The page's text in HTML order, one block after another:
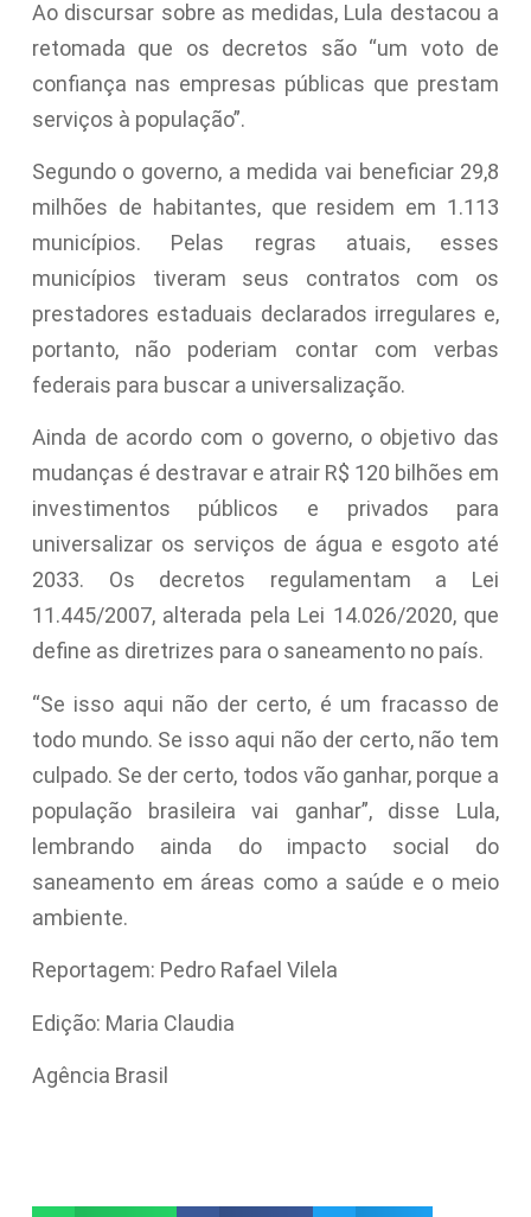
Ao discursar sobre as medidas, Lula destacou a
retomada que os decretos são “um voto de
confiança nas empresas públicas que prestam
serviços à população”.
Segundo o governo, a medida vai beneficiar 29,8
milhões de habitantes, que residem em 1.113
municípios. Pelas regras atuais, esses
municípios tiveram seus contratos com os
prestadores estaduais declarados irregulares e,
portanto, não poderiam contar com verbas
federais para buscar a universalização.
Ainda de acordo com o governo, o objetivo das
mudanças é destravar e atrair R$ 120 bilhões em
investimentos públicos e privados para
universalizar os serviços de água e esgoto até
2033. Os decretos regulamentam a Lei
11.445/2007, alterada pela Lei 14.026/2020, que
define as diretrizes para o saneamento no país.
“Se isso aqui não der certo, é um fracasso de
todo mundo. Se isso aqui não der certo, não tem
culpado. Se der certo, todos vão ganhar, porque a
população brasileira vai ganhar”, disse Lula,
lembrando ainda do impacto social do
saneamento em áreas como a saúde e o meio
ambiente.
Reportagem: Pedro Rafael Vilela
Edição: Maria Claudia
Agência Brasil